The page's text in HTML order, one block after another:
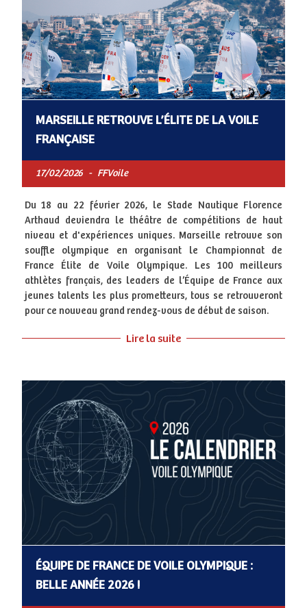
MARSEILLE RETROUVE L’ÉLITE DE LA VOILE
FRANÇAISE
17/02/2026 - FFVoile
Du 18 au 22 février 2026, le Stade Nautique Florence
Arthaud deviendra le théâtre de compétitions de haut
niveau et d'expériences uniques. Marseille retrouve son
souffle olympique en organisant le Championnat de
France Élite de Voile Olympique. Les 100 meilleurs
athlètes français, des leaders de l’Équipe de France aux
jeunes talents les plus prometteurs, tous se retrouveront
pour ce nouveau grand rendez-vous de début de saison.
Lire la suite
ÉQUIPE DE FRANCE DE VOILE OLYMPIQUE :
BELLE ANNÉE 2026 !